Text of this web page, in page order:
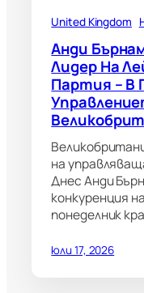
United Kingdom
Анди
Лидер На
Партия – В
на
Днес Анди
конкуренция
понеделник
юли 17, 2026